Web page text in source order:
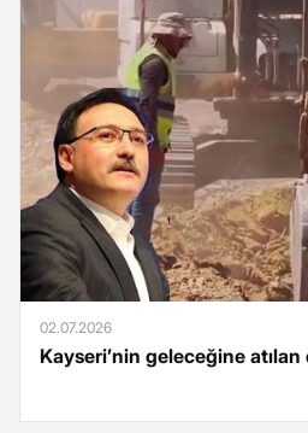
02.07.2026
Kayseri’nin geleceğine